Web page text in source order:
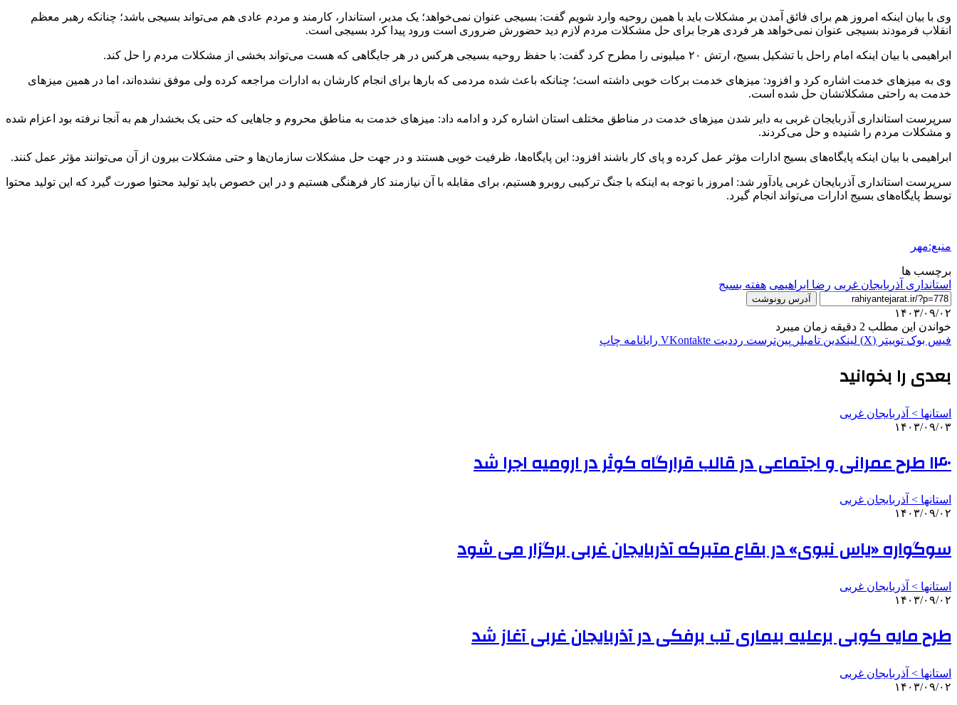
وی با بیان اینکه امروز هم برای فائق آمدن بر مشکلات باید با همین روحیه وارد شویم گفت: بسیجی عنوان نمی‌خواهد؛ یک مدیر، استاندار، کارمند و مردم عادی هم می‌تواند بسیجی باشد؛ چنانکه رهبر معظم
انقلاب فرمودند بسیجی عنوان نمی‌خواهد هر فردی هرجا برای حل مشکلات مردم لازم دید حضورش ضروری است ورود پیدا کرد بسیجی است.
ابراهیمی با بیان اینکه امام راحل با تشکیل بسیج، ارتش ۲۰ میلیونی را مطرح کرد گفت: با حفظ روحیه بسیجی هرکس در هر جایگاهی که هست می‌تواند بخشی از مشکلات مردم را حل کند.
وی به میزهای خدمت اشاره کرد و افزود: میزهای خدمت برکات خوبی داشته است؛ چنانکه باعث شده مردمی که بارها برای انجام کارشان به ادارات مراجعه کرده ولی موفق نشده‌اند، اما در همین میزهای
خدمت به راحتی مشکلاتشان حل شده است.
سرپرست استانداری آذربایجان غربی به دایر شدن میزهای خدمت در مناطق مختلف استان اشاره کرد و ادامه داد: میزهای خدمت به مناطق محروم و جاهایی که حتی یک بخشدار هم به آنجا نرفته بود اعزام شده
و مشکلات مردم را شنیده و حل می‌کردند.
ابراهیمی با بیان اینکه پایگاه‌های بسیج ادارات مؤثر عمل کرده و پای کار باشند افزود: این پایگاه‌ها، ظرفیت خوبی هستند و در جهت حل مشکلات سازمان‌ها و حتی مشکلات بیرون از آن می‌توانند مؤثر عمل کنند.
سرپرست استانداری آذربایجان غربی یادآور شد: امروز با توجه به اینکه با جنگ ترکیبی روبرو هستیم، برای مقابله با آن نیازمند کار فرهنگی هستیم و در این خصوص باید تولید محتوا صورت گیرد که این تولید محتوا
توسط پایگاه‌های بسیج ادارات می‌تواند انجام گیرد.
منبع:مهر
برچسب ها
استانداری آذربایجان غربی رضا ابراهیمی هفته بسیج
آدرس رونوشت
۱۴۰۳/۰۹/۰۲
خواندن این مطلب 2 دقیقه زمان میبرد
فیس بوک توییتر (X) لینکدین ‫تامبلر ‫پین‌ترست ‫رددیت ‫VKontakte رایانامه چاپ
بعدی را بخوانید
استانها > آذربایجان غربی
۱۴۰۳/۰۹/۰۳
۱۴۰ طرح عمرانی و اجتماعی در قالب قرارگاه کوثر در ارومیه اجرا شد
استانها > آذربایجان غربی
۱۴۰۳/۰۹/۰۲
سوگواره «یاس نبوی» در بقاع متبرکه آذربایجان‌ غربی برگزار می شود
استانها > آذربایجان غربی
۱۴۰۳/۰۹/۰۲
طرح مایه کوبی برعلیه بیماری تب برفکی در آذربایجان غربی آغاز شد
استانها > آذربایجان غربی
۱۴۰۳/۰۹/۰۲